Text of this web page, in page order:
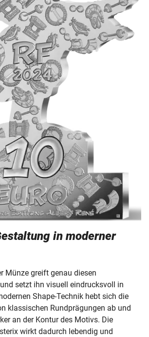
in moderner
Münze greift genau diesen
setzt ihn visuell eindrucksvoll in
Shape-Technik hebt sich die
klassischen Rundprägungen ab und
an der Kontur des Motivs. Die
wirkt dadurch lebendig und